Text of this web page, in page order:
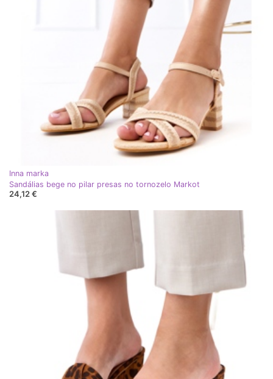
Inna marka
Sandálias bege no pilar presas no tornozelo Markot
24,12 €